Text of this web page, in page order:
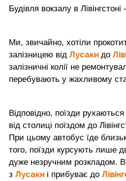
Будівля вокзалу в
Ми, звичайно, хотіли
залізницею від Лусаки до
залізничні колії не
перебувають у жахливому
Відповідно, поїзди
від столиці поїздом до
При цьому автобус їде
того, поїзди курсують лише
дуже незручним розкладом.
з Лусаки і прибуває до